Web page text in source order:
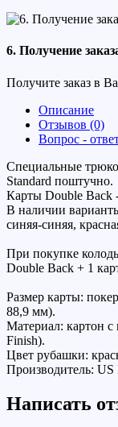
6. Получение
Получите заказ в
Описание
Отзывов (0)
Вопрос -
Специальные
Standard поштучно.
Карты Double Back
В наличии
синяя-синяя,
При покупке
Double Back + 1
Размер карты:
88,9 мм).
Материал: картон
Finish).
Цвет рубашки:
Производитель:
Написать